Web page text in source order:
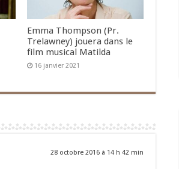
Emma Thompson (Pr.
Trelawney) jouera dans le
film musical Matilda
16 janvier 2021
28 octobre 2016 à 14 h 42 min